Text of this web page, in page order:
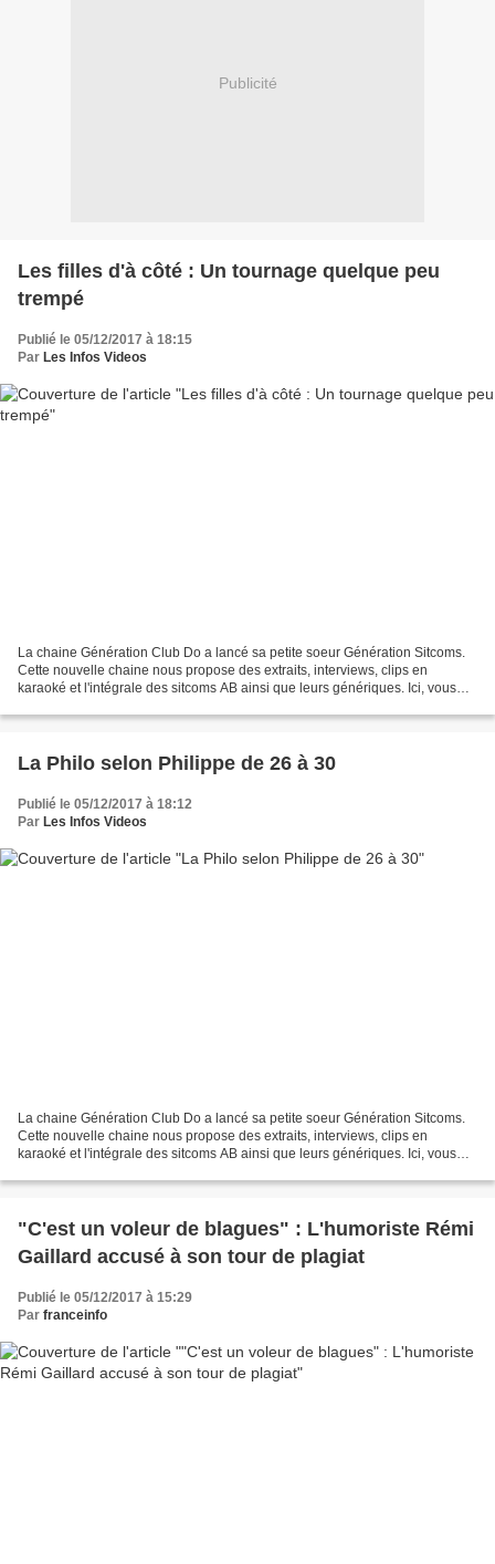
Publicité
Les filles d'à côté : Un tournage quelque peu
trempé
Publié le 05/12/2017 à 18:15
Par Les Infos Videos
La chaine Génération Club Do a lancé sa petite soeur Génération Sitcoms.
Cette nouvelle chaine nous propose des extraits, interviews, clips en
karaoké et l'intégrale des sitcoms AB ainsi que leurs génériques. Ici, vous
La Philo selon Philippe de 26 à 30
Publié le 05/12/2017 à 18:12
Par Les Infos Videos
La chaine Génération Club Do a lancé sa petite soeur Génération Sitcoms.
Cette nouvelle chaine nous propose des extraits, interviews, clips en
karaoké et l'intégrale des sitcoms AB ainsi que leurs génériques. Ici, vous
"C'est un voleur de blagues" : L'humoriste Rémi
Gaillard accusé à son tour de plagiat
Publié le 05/12/2017 à 15:29
Par franceinfo